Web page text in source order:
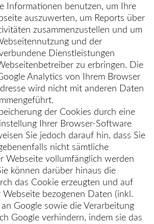
Informationen benutzen, um Ihre
auszuwerten, um Reports über
zusammenzustellen und um
und der
Dienstleistungen
zu erbringen. Die
Analytics von Ihrem Browser
wird nicht mit anderen Daten
der Cookies durch eine
Ihrer Browser-Software
Sie jedoch darauf hin, dass Sie
nicht sämtliche
Webseite vollumfänglich werden
können darüber hinaus die
das Cookie erzeugten und auf
Webseite bezogenen Daten (inkl.
an Google sowie die Verarbeitung
Google verhindern, indem sie das